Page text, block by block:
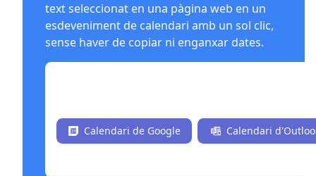
text seleccionat en una pàgina web en un
esdeveniment de calendari amb un sol clic,
sense haver de copiar ni enganxar dates.
Calendari de Google Calendari